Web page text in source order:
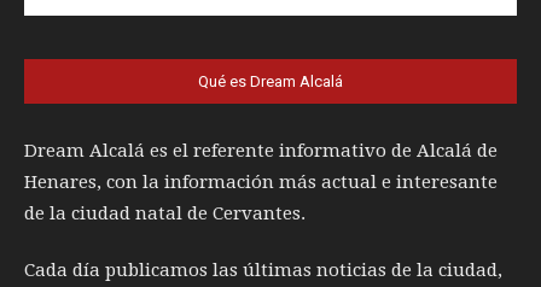
Qué es Dream Alcalá
Dream Alcalá es el referente informativo de Alcalá de
Henares, con la información más actual e interesante
de la ciudad natal de Cervantes.
Cada día publicamos las últimas noticias de la ciudad,